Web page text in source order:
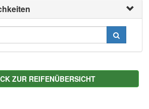
ZUR REIFENÜBERSICHT